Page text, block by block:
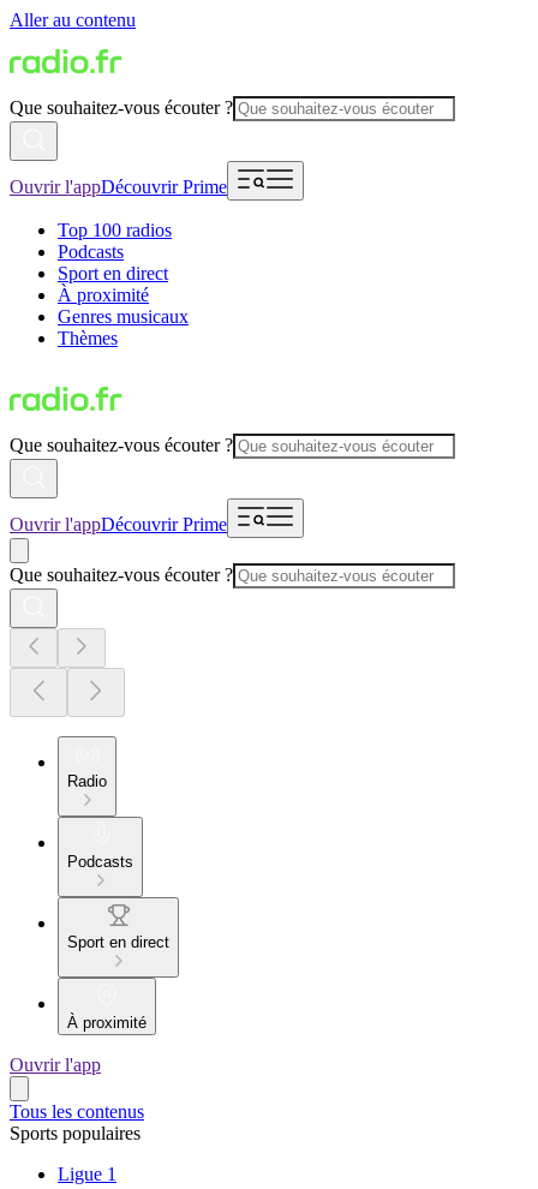
Aller au contenu
Que souhaitez-vous écouter ?
Ouvrir l'appDécouvrir Prime
Top 100 radios
Podcasts
Sport en direct
À proximité
Genres musicaux
Thèmes
Que souhaitez-vous écouter ?
Ouvrir l'appDécouvrir Prime
Que souhaitez-vous écouter ?
Radio
Podcasts
Sport en direct
À proximité
Ouvrir l'app
Tous les contenus
Sports populaires
Ligue 1